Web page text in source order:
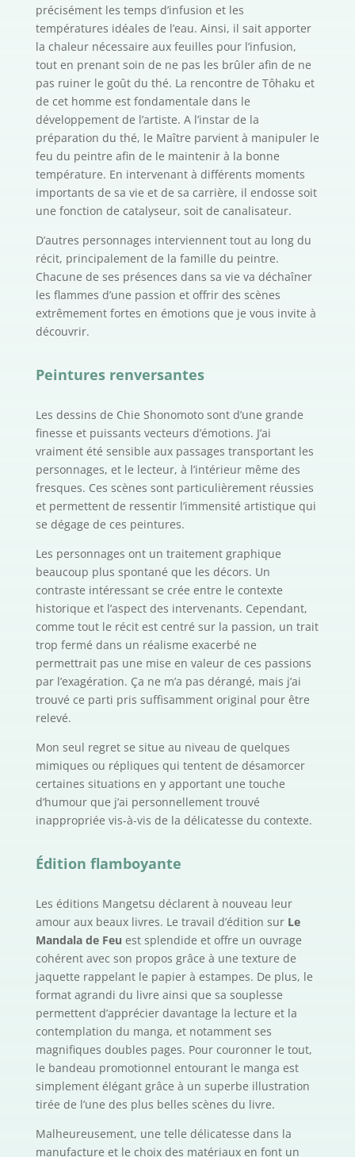
précisément les temps d’infusion et les
températures idéales de l’eau. Ainsi, il sait apporter
la chaleur nécessaire aux feuilles pour l’infusion,
tout en prenant soin de ne pas les brûler afin de ne
pas ruiner le goût du thé. La rencontre de Tôhaku et
de cet homme est fondamentale dans le
développement de l’artiste. A l’instar de la
préparation du thé, le Maître parvient à manipuler le
feu du peintre afin de le maintenir à la bonne
température. En intervenant à différents moments
importants de sa vie et de sa carrière, il endosse soit
une fonction de catalyseur, soit de canalisateur.
D’autres personnages interviennent tout au long du
récit, principalement de la famille du peintre.
Chacune de ses présences dans sa vie va déchaîner
les flammes d’une passion et offrir des scènes
extrêmement fortes en émotions que je vous invite à
découvrir.
Peintures renversantes
Les dessins de Chie Shonomoto sont d’une grande
finesse et puissants vecteurs d’émotions. J’ai
vraiment été sensible aux passages transportant les
personnages, et le lecteur, à l’intérieur même des
fresques. Ces scènes sont particulièrement réussies
et permettent de ressentir l’immensité artistique qui
se dégage de ces peintures.
Les personnages ont un traitement graphique
beaucoup plus spontané que les décors. Un
contraste intéressant se crée entre le contexte
historique et l’aspect des intervenants. Cependant,
comme tout le récit est centré sur la passion, un trait
trop fermé dans un réalisme exacerbé ne
permettrait pas une mise en valeur de ces passions
par l’exagération. Ça ne m’a pas dérangé, mais j’ai
trouvé ce parti pris suffisamment original pour être
relevé.
Mon seul regret se situe au niveau de quelques
mimiques ou répliques qui tentent de désamorcer
certaines situations en y apportant une touche
d’humour que j’ai personnellement trouvé
inappropriée vis-à-vis de la délicatesse du contexte.
Édition flamboyante
Les éditions Mangetsu déclarent à nouveau leur
amour aux beaux livres. Le travail d’édition sur Le
Mandala de Feu est splendide et offre un ouvrage
cohérent avec son propos grâce à une texture de
jaquette rappelant le papier à estampes. De plus, le
format agrandi du livre ainsi que sa souplesse
permettent d’apprécier davantage la lecture et la
contemplation du manga, et notamment ses
magnifiques doubles pages. Pour couronner le tout,
le bandeau promotionnel entourant le manga est
simplement élégant grâce à un superbe illustration
tirée de l’une des plus belles scènes du livre.
Malheureusement, une telle délicatesse dans la
manufacture et le choix des matériaux en font un